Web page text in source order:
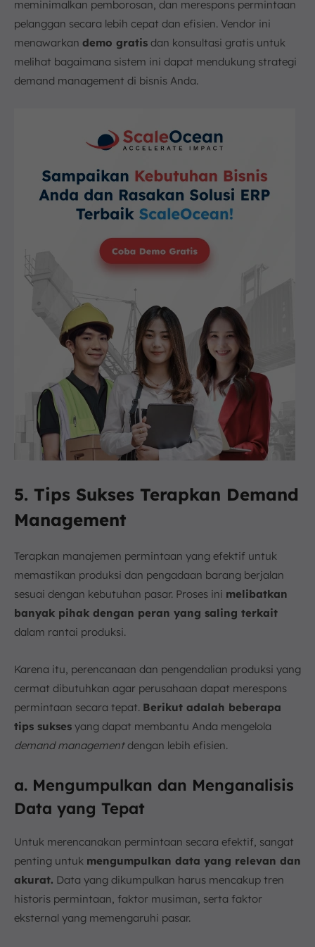
meminimalkan pemborosan, dan merespons permintaan
pelanggan secara lebih cepat dan efisien. Vendor ini
menawarkan demo gratis dan konsultasi gratis untuk
melihat bagaimana sistem ini dapat mendukung strategi
demand management di bisnis Anda.
5. Tips Sukses Terapkan Demand
Management
Terapkan manajemen permintaan yang efektif untuk
memastikan produksi dan pengadaan barang berjalan
sesuai dengan kebutuhan pasar. Proses ini melibatkan
banyak pihak dengan peran yang saling terkait
dalam rantai produksi.
Karena itu, perencanaan dan pengendalian produksi yang
cermat dibutuhkan agar perusahaan dapat merespons
permintaan secara tepat. Berikut adalah beberapa
tips sukses yang dapat membantu Anda mengelola
demand managementdengan lebih efisien.
a. Mengumpulkan dan Menganalisis
Data yang Tepat
Untuk merencanakan permintaan secara efektif, sangat
penting untuk mengumpulkan data yang relevan dan
akurat. Data yang dikumpulkan harus mencakup tren
historis permintaan, faktor musiman, serta faktor
eksternal yang memengaruhi pasar.